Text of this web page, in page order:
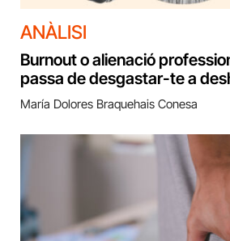
ANÀLISI
Burnout o alienació
passa de desgastar-te a
María Dolores Braquehais Conesa